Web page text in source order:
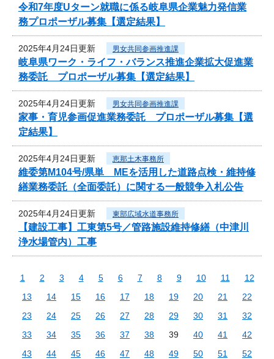
令和7年度Uターン就職に係る岐阜県企業魅力発信業
務プロポーザル募集【選定結果】
2025年4月24日更新 男女共同参画推進課
岐阜県ワーク・ライフ・バランス推進企業拡大促進業
務委託 プロポーザル募集【選定結果】
2025年4月24日更新 男女共同参画推進課
家事・育児参画促進業務委託 プロポーザル募集【選
定結果】
2025年4月24日更新 恵那土木事務所
維委第M104号/県単 MEを活用した道路点検・維持修
繕業務委託（全面委託）に関する一般競争入札公告
2025年4月24日更新 東部広域水道事務所
【建設工事】工東第5号／管路施設維持修繕（中津川
浄水場管内）工事
1 2 3 4 5 6 7 8 9 10 11
12
13
14 15 16 17 18 19 20 21
22
23
24 25 26 27 28 29 30 31
32
33
34 35 36 37 38 39 40 41
42
43
44 45 46 47 48 49 50 51
52